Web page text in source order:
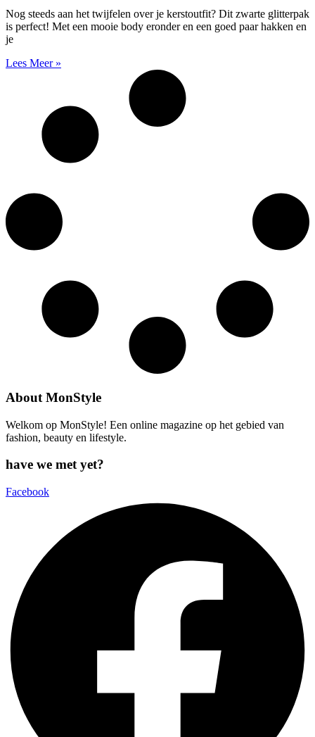
Nog steeds aan het twijfelen over je kerstoutfit? Dit zwarte glitterpak
is perfect! Met een mooie body eronder en een goed paar hakken en
je
Lees Meer »
About MonStyle
Welkom op MonStyle! Een online magazine op het gebied van
fashion, beauty en lifestyle.
have we met yet?
Facebook